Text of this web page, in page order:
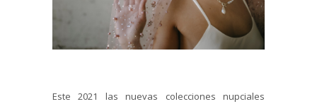
Este 2021 las nuevas colecciones nupciales